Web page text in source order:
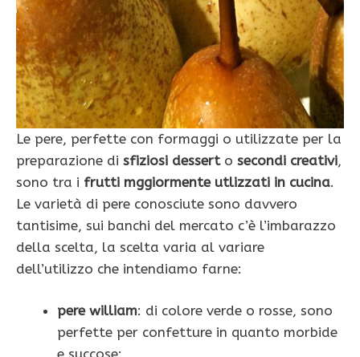
Le pere, perfette con formaggi o utilizzate per la
preparazione di sfiziosi desserto secondi creativi,
sono tra i frutti mggiormente utlizzati in cucina.
Le varietà di pere conosciute sono davvero
tantisime, sui banchi del mercato c’è l’imbarazzo
della scelta, la scelta varia al variare
dell’utilizzo che intendiamo farne:
pere william: di colore verde o rosse, sono
perfette per confetture in quanto morbide